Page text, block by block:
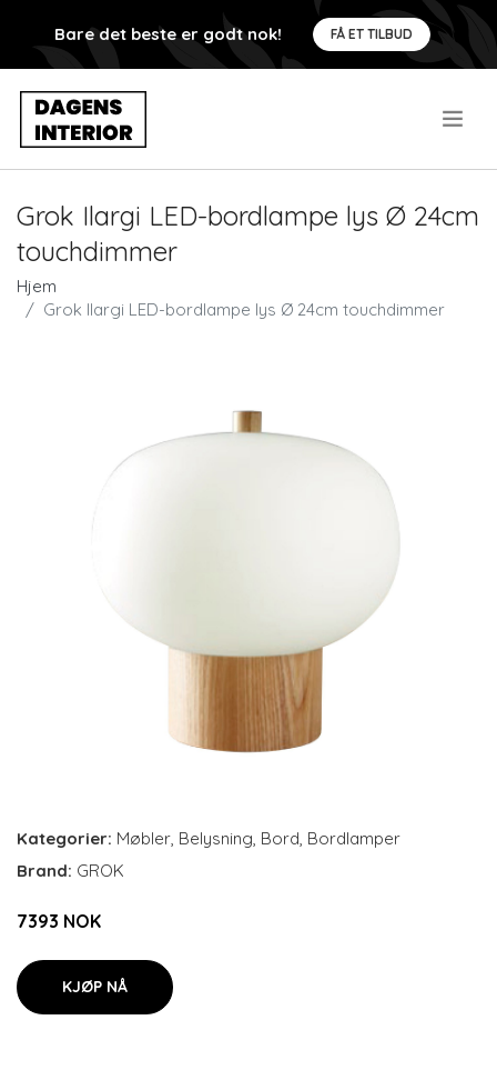
Bare det beste er godt nok! FÅ ET TILBUD
Grok Ilargi LED-bordlampe lys Ø 24cm
touchdimmer
Hjem
Grok Ilargi LED-bordlampe lys Ø 24cm touchdimmer
Kategorier: Møbler, Belysning, Bord, Bordlamper
Brand: GROK
7393 NOK
KJØP NÅ